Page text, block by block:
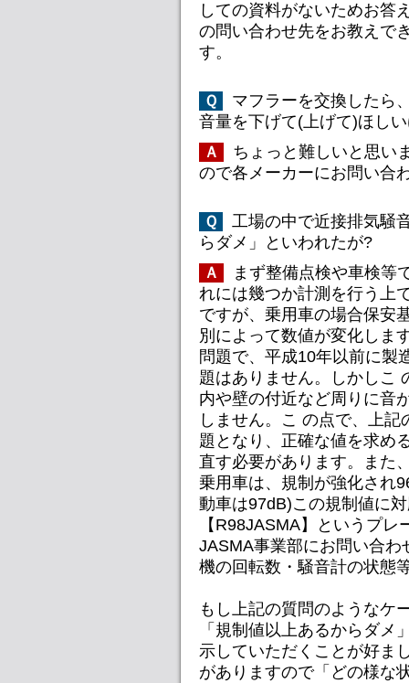
しての資料がないためお答
の問い合わせ先をお教えで
す。
Ｑ
マフラーを交換したら
音量を下げて(上げて)ほし
Ａ
ちょっと難しいと思い
ので各メーカーにお問い合
Ｑ
工場の中で近接排気騒
らダメ」といわれたが?
Ａ
まず整備点検や車検等
れには幾つか計測を行う上
ですが、乗用車の場合保安
別によって数値が変化しま
問題で、平成10年以前に製
題はありません。しかしこ
内や壁の付近など周りに音
しません。こ の点で、上
題となり、正確な値を求め
直す必要があります。また
乗用車は、規制が強化され
動車は97dB)この規制値に
【R98JASMA】というプ
JASMA事業部にお問い合
機の回転数・騒音計の状態
もし上記の質問のようなケ
「規制値以上あるからダ
示していただくことが好ま
がありますので「どの様な